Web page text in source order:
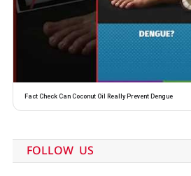
Fact Check Can Coconut Oil Really Prevent Dengue
FOLLOW US